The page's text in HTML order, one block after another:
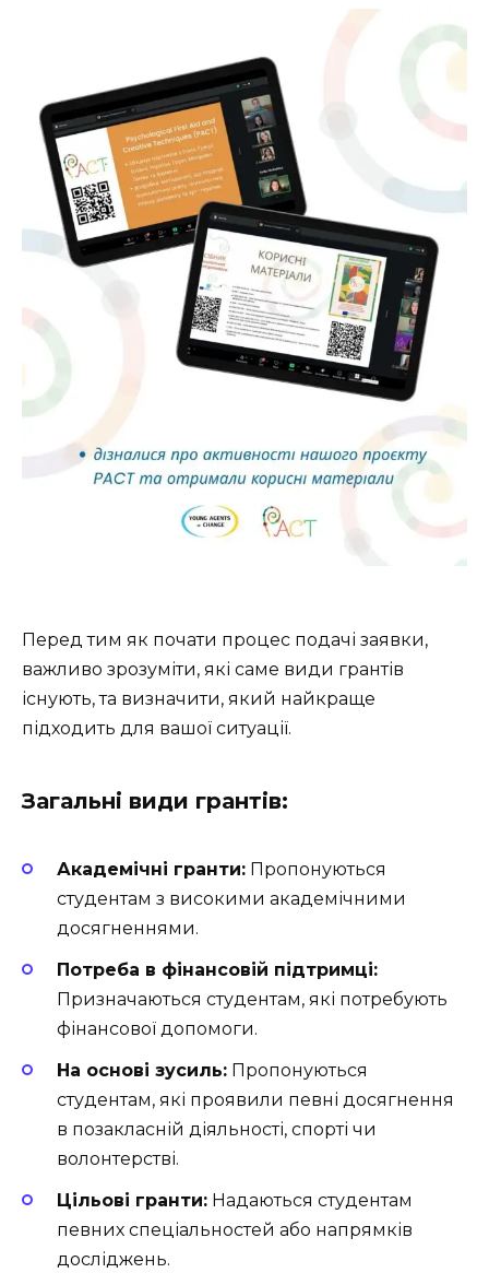
Перед тим як почати процес подачі заявки,
важливо зрозуміти, які саме види грантів
існують, та визначити, який найкраще
підходить для вашої ситуації.
Загальні види грантів:
Академічні гранти: Пропонуються
студентам з високими академічними
досягненнями.
Потреба в фінансовій підтримці:
Призначаються студентам, які потребують
фінансової допомоги.
На основі зусиль: Пропонуються
студентам, які проявили певні досягнення
в позакласній діяльності, спорті чи
волонтерстві.
Цільові гранти: Надаються студентам
певних спеціальностей або напрямків
досліджень.